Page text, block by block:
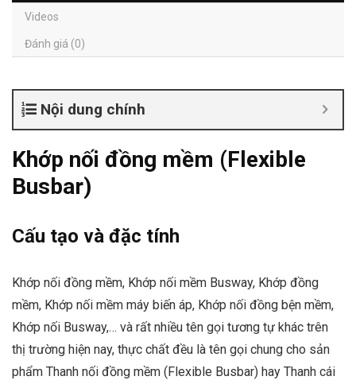
Videos
Đánh giá (0)
Nội dung chính
Khớp nối đồng mềm (Flexible
Busbar)
Cấu tạo và đặc tính
Khớp nối đồng mềm, Khớp nối mềm Busway, Khớp đồng
mềm, Khớp nối mềm máy biến áp, Khớp nối đồng bện mềm,
Khớp nối Busway,… và rất nhiều tên gọi tương tự khác trên
thị trường hiện nay, thực chất đều là tên gọi chung cho sản
phẩm Thanh nối đồng mềm (Flexible Busbar) hay Thanh cái